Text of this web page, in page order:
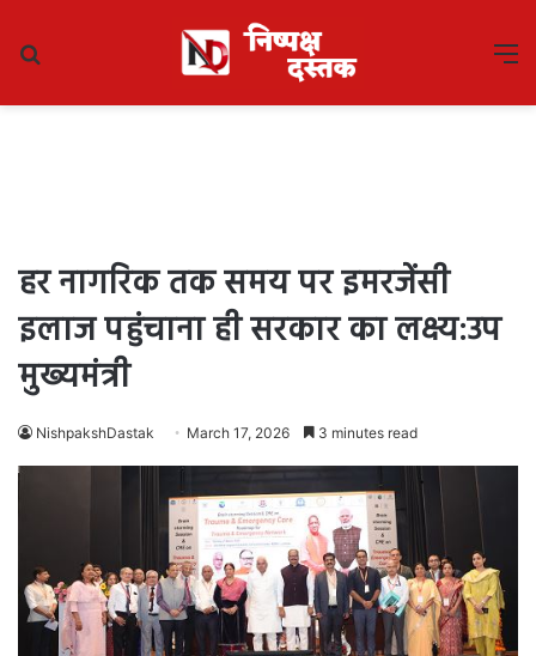
हर नागरिक तक समय पर इमरजेंसी
इलाज पहुंचाना ही सरकार का लक्ष्य:उप
मुख्यमंत्री
NishpakshDastak March 17, 2026 3 minutes read